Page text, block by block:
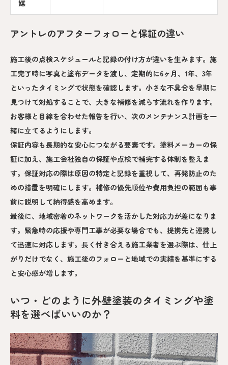
媒
アントレのアフターフォローと保証の違い
施工後の点検スケジュールと記録の付け方が違いを生みます。施
工完了時に写真と塗布データを渡し、定期的に6ヶ月、1年、3年
といったタイミングで状態を確認します。小さな不具合を早期に
見つけて対処することで、大きな補修を減らす流れを作ります。
お客様と目線を合わせた報告を行い、次のメンテナンス計画を一
緒に立てるようにします。
保証内容も長期的な安心につながる要素です。塗料メーカーの保
証に加え、施工会社独自の保証や点検で補完する体制を整えま
す。保証対応の際は原因の特定と記録を重視して、再発防止のた
めの措置を明確にします。補修の優先順位や費用負担の範囲も事
前に説明して納得感を高めます。
最後に、地域密着のネットワークを活かした対応力が差になりま
す。緊急時の応援や専門工事が必要な場合でも、提携先と連携し
て迅速に対応します。長く付き合える施工業者を選ぶ際は、仕上
がりだけでなく、施工後のフォローと地域での実績を基準にする
と安心感が増します。
いつ・どのように外壁塗装のタイミングや塗
料を選べばいいのか？